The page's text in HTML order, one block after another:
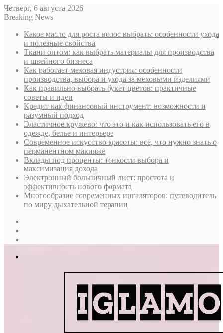
Четверг, 6 августа 2026
Breaking News
Какое масло для роста волос выбрать: особенности ухода
и полезные свойства
Ткани оптом: как выбрать материалы для производства
и швейного бизнеса
Как работает меховая индустрия: особенности
производства, выбора и ухода за меховыми изделиями
Как правильно выбрать букет цветов: практичные
советы и идеи
Кредит как финансовый инструмент: возможности и
разумный подход
Эластичное кружево: что это и как использовать его в
одежде, белье и интерьере
Современное искусство красоты: всё, что нужно знать о
перманентном макияже
Вклады под проценты: тонкости выбора и
максимизация дохода
Электронный больничный лист: простота и
эффективность нового формата
Многообразие современных ингаляторов: путеводитель
по миру дыхательной терапии